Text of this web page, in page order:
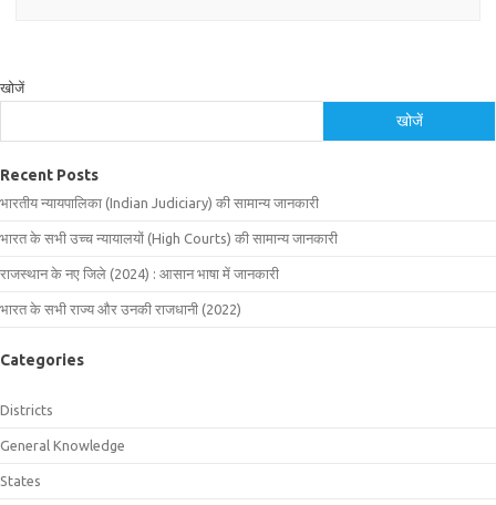
खोजें
खोजें
Recent Posts
भारतीय न्यायपालिका (Indian Judiciary) की सामान्य जानकारी
भारत के सभी उच्च न्यायालयों (High Courts) की सामान्य जानकारी
राजस्थान के नए जिले (2024) : आसान भाषा में जानकारी
भारत के सभी राज्य और उनकी राजधानी (2022)
Categories
Districts
General Knowledge
States